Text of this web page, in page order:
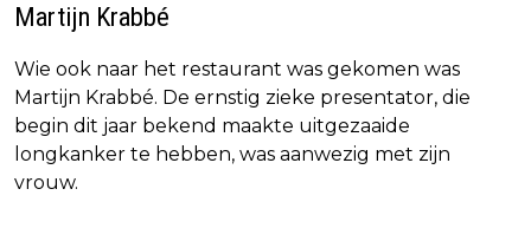
Martijn Krabbé
Wie ook naar het restaurant was gekomen was
Martijn Krabbé. De ernstig zieke presentator, die
begin dit jaar bekend maakte uitgezaaide
longkanker te hebben, was aanwezig met zijn
vrouw.